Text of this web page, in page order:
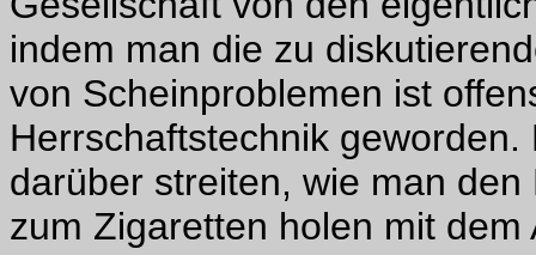
indem man die zu
von Scheinproblemen ist
Herrschaftstechnik
darüber streiten, wie man
zum Zigaretten holen mit